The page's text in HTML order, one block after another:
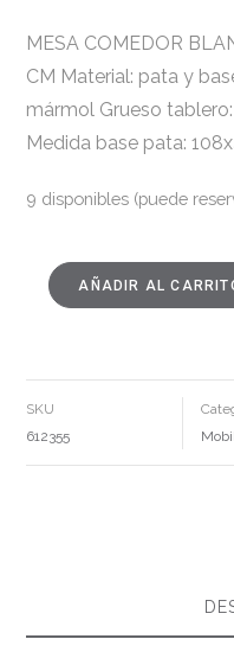
MESA COMEDOR
CM Material: pata y
mármol Grueso
Medida base pata:
9 disponibles (puede
MESA
COMEDOR
90
75
CANTIDAD
AÑADIR AL
SKU
612355